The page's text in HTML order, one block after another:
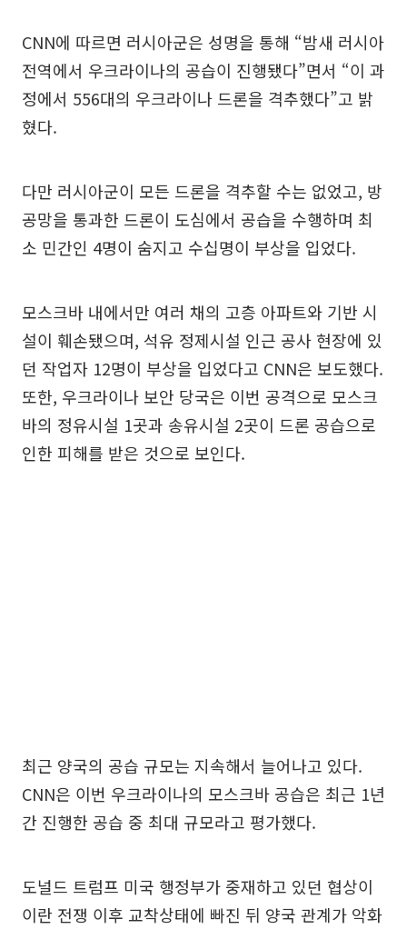
CNN에 따르면 러시아군은 성명을 통해 “밤새 러시아
전역에서 우크라이나의 공습이 진행됐다”면서 “이 과
정에서 556대의 우크라이나 드론을 격추했다”고 밝
혔다.
다만 러시아군이 모든 드론을 격추할 수는 없었고, 방
공망을 통과한 드론이 도심에서 공습을 수행하며 최
소 민간인 4명이 숨지고 수십명이 부상을 입었다.
모스크바 내에서만 여러 채의 고층 아파트와 기반 시
설이 훼손됐으며, 석유 정제시설 인근 공사 현장에 있
던 작업자 12명이 부상을 입었다고 CNN은 보도했다.
또한, 우크라이나 보안 당국은 이번 공격으로 모스크
바의 정유시설 1곳과 송유시설 2곳이 드론 공습으로
인한 피해를 받은 것으로 보인다.
최근 양국의 공습 규모는 지속해서 늘어나고 있다.
CNN은 이번 우크라이나의 모스크바 공습은 최근 1년
간 진행한 공습 중 최대 규모라고 평가했다.
도널드 트럼프 미국 행정부가 중재하고 있던 협상이
이란 전쟁 이후 교착상태에 빠진 뒤 양국 관계가 악화